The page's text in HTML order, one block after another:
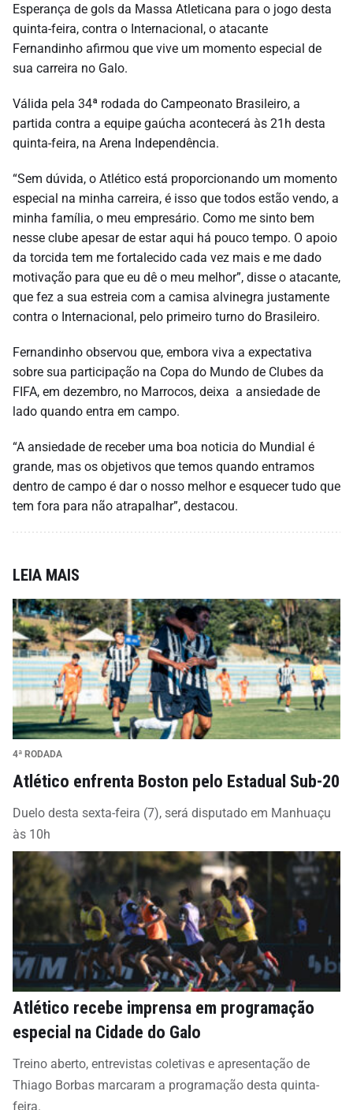
Esperança de gols da Massa Atleticana para o jogo desta
quinta-feira, contra o Internacional, o atacante
Fernandinho afirmou que vive um momento especial de
sua carreira no Galo.
Válida pela 34ª rodada do Campeonato Brasileiro, a
partida contra a equipe gaúcha acontecerá às 21h desta
quinta-feira, na Arena Independência.
“Sem dúvida, o Atlético está proporcionando um momento
especial na minha carreira, é isso que todos estão vendo, a
minha família, o meu empresário. Como me sinto bem
nesse clube apesar de estar aqui há pouco tempo. O apoio
da torcida tem me fortalecido cada vez mais e me dado
motivação para que eu dê o meu melhor”, disse o atacante,
que fez a sua estreia com a camisa alvinegra justamente
contra o Internacional, pelo primeiro turno do Brasileiro.
Fernandinho observou que, embora viva a expectativa
sobre sua participação na Copa do Mundo de Clubes da
FIFA, em dezembro, no Marrocos, deixa a ansiedade de
lado quando entra em campo.
“A ansiedade de receber uma boa noticia do Mundial é
grande, mas os objetivos que temos quando entramos
dentro de campo é dar o nosso melhor e esquecer tudo que
tem fora para não atrapalhar”, destacou.
LEIA MAIS
4ª RODADA
Atlético enfrenta Boston pelo Estadual Sub-20
Duelo desta sexta-feira (7), será disputado em Manhuaçu
às 10h
Atlético recebe imprensa em programação
especial na Cidade do Galo
Treino aberto, entrevistas coletivas e apresentação de
Thiago Borbas marcaram a programação desta quinta-
feira.